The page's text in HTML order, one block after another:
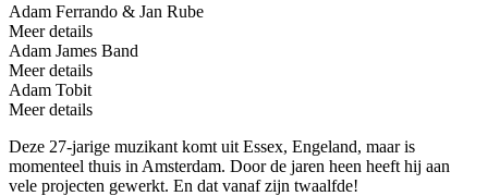
Adam Ferrando & Jan Rube
Meer details
Adam James Band
Meer details
Adam Tobit
Meer details
Deze 27-jarige muzikant komt uit Essex, Engeland, maar is
momenteel thuis in Amsterdam. Door de jaren heen heeft hij aan
vele projecten gewerkt. En dat vanaf zijn twaalfde!